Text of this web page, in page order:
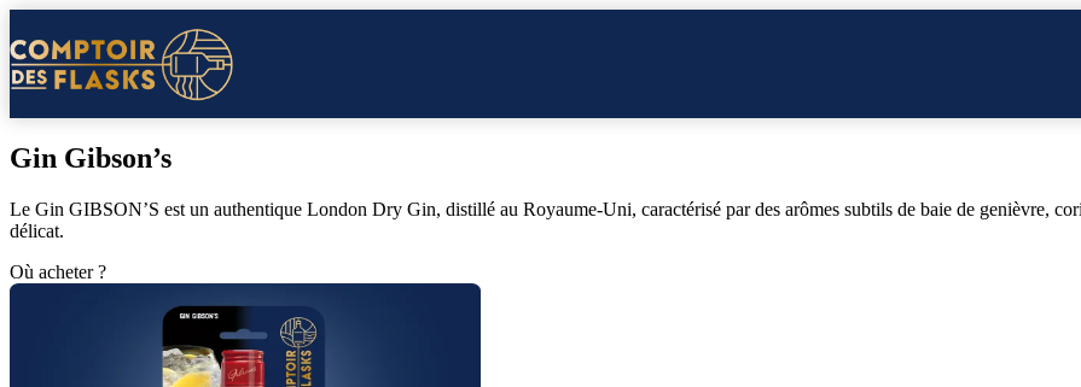
Gin Gibson’s
Le Gin GIBSON’S est un authentique London Dry Gin, distillé au Royaume-Uni, caractérisé par des arômes subtils de baie de genièvre,
délicat.
Où acheter ?